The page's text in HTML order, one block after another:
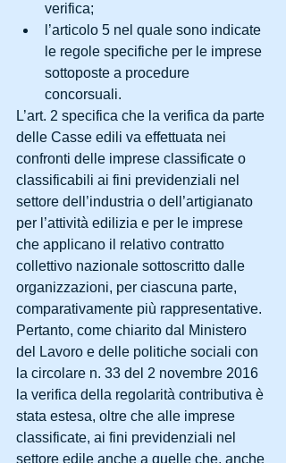
verifica;
l’articolo 5 nel quale sono indicate
le regole specifiche per le imprese
sottoposte a procedure
concorsuali.
L’art. 2 specifica che la verifica da parte
delle Casse edili va effettuata nei
confronti delle imprese classificate o
classificabili ai fini previdenziali nel
settore dell’industria o dell’artigianato
per l’attività edilizia e per le imprese
che applicano il relativo contratto
collettivo nazionale sottoscritto dalle
organizzazioni, per ciascuna parte,
comparativamente più rappresentative.
Pertanto, come chiarito dal Ministero
del Lavoro e delle politiche sociali con
la circolare n. 33 del 2 novembre 2016
la verifica della regolarità contributiva è
stata estesa, oltre che alle imprese
classificate, ai fini previdenziali nel
settore edile anche a quelle che, anche